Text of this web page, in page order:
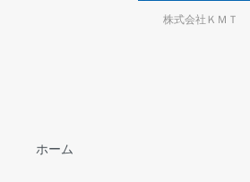
株式会社ＫＭＴ
ホーム